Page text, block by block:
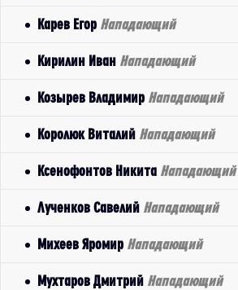
Карев Егор Нападающий
Кирилин Иван Нападающий
Козырев Владимир Нападающий
Королюк Виталий Нападающий
Ксенофонтов Никита Нападающий
Лученков Савелий Нападающий
Михеев Яромир Нападающий
Мухтаров Дмитрий Нападающий